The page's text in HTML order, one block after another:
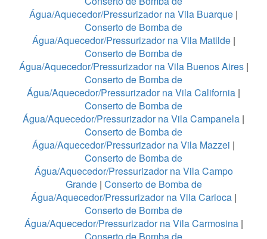
Água/Aquecedor/Pressurizador na Vila Buarque |
Conserto de Bomba de
Água/Aquecedor/Pressurizador na Vila Matilde|
Conserto de Bomba de
Água/Aquecedor/Pressurizador na Vila Buenos Aires|
Conserto de Bomba de
Água/Aquecedor/Pressurizador na Vila California |
Conserto de Bomba de
Água/Aquecedor/Pressurizador na Vila Campanela |
Conserto de Bomba de
Água/Aquecedor/Pressurizador na Vila Mazzei |
Conserto de Bomba de
Água/Aquecedor/Pressurizador na Vila Campo
Grande| Conserto de Bomba de
Água/Aquecedor/Pressurizador na Vila Carioca|
Conserto de Bomba de
Água/Aquecedor/Pressurizador na Vila Carmosina|